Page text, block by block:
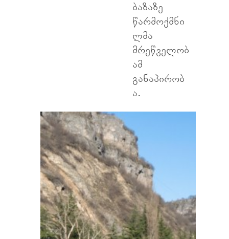
ბაზაზე
წარმოქმნი
ლმა
მრეწველობ
ამ
განაპირობ
ა.